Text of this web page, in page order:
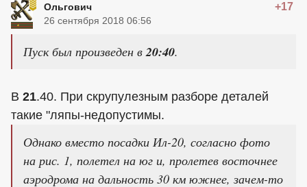
Ольгович +17
26 сентября 2018 06:56
Пуск был произведен в20:40.
В 21.40. При скрупулезным разборе деталей
такие "ляпы-недопустимы.
Однако вместо посадки Ил-20, согласно фото
на рис. 1, полетел на юг и, пролетев восточнее
аэродрома на дальность 30 км южнее, зачем-то